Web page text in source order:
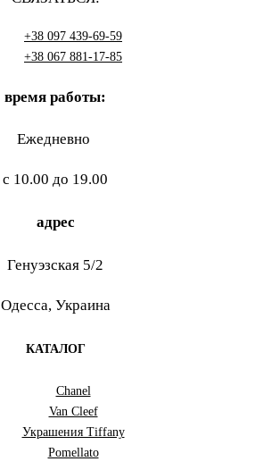
+38 097 439-69-59
+38 067 881-17-85
время работы:
Ежедневно
с 10.00 до 19.00
адрес
Генуэзская 5/2
Одесса, Украина
КАТАЛОГ
Chanel
Van Cleef
Украшения Tiffany
Pomellato